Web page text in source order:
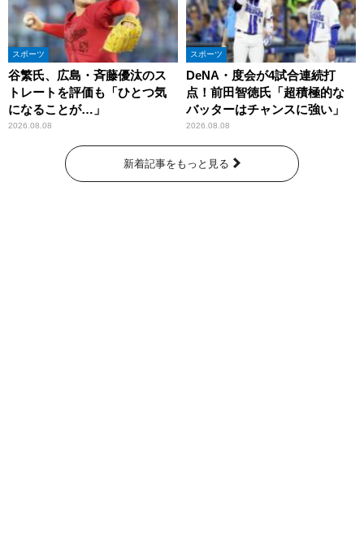
スポーツ
谷繁氏、広島・斉藤優汰のス
トレートを評価も「ひとつ気
になることが…」
2026.08.08
スポーツ
DeNA・度会が4試合連続打
点！前田智徳氏「超積極的な
バッターはチャンスに強い」
2026.08.08
新着記事をもっと見る